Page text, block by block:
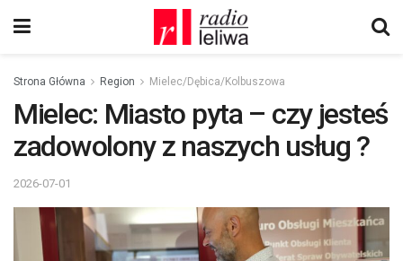
Strona Główna Region Mielec/Dębica/Kolbuszowa
Mielec: Miasto pyta – czy jesteś
zadowolony z naszych usług ?
2026-07-01